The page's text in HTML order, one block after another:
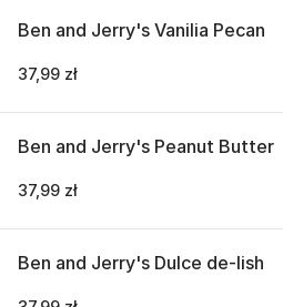
Ben and Jerry's Vanilia Pecan
37,99 zł
Ben and Jerry's Peanut Butter
37,99 zł
Ben and Jerry's Dulce de-lish